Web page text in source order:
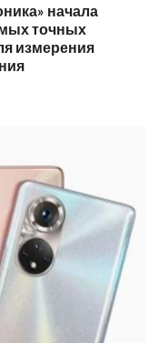
начала
точных
измерения